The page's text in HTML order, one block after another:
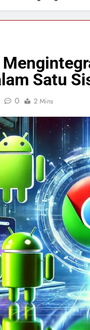
Satu
0 2 Mins